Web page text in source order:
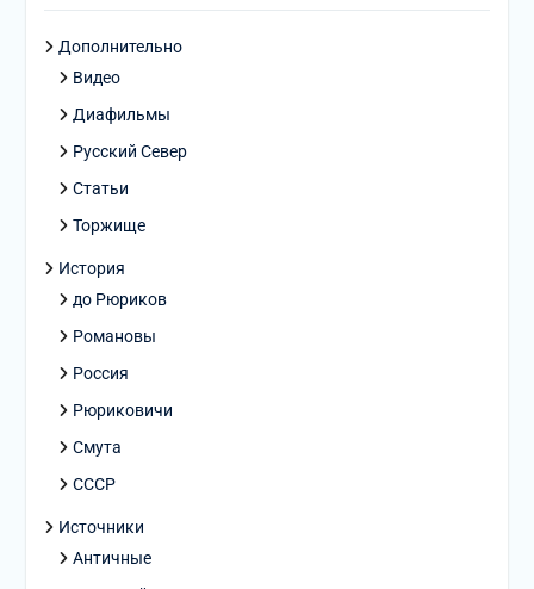
Дополнительно
Видео
Диафильмы
Русский Север
Статьи
Торжище
История
до Рюриков
Романовы
Россия
Рюриковичи
Смута
СССР
Источники
Античные